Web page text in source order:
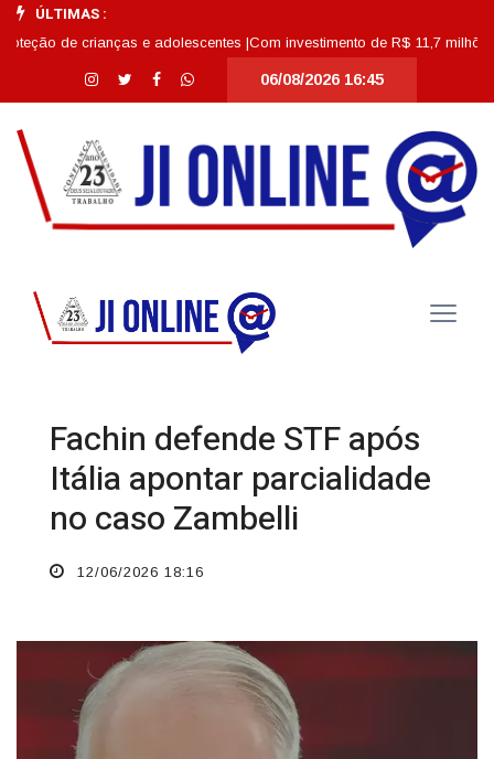
ÚLTIMAS :
de crianças e adolescentes |Com investimento de R$ 11,7 milhões,
06/08/2026 16:45
Fachin defende STF após
Itália apontar parcialidade
no caso Zambelli
12/06/2026 18:16